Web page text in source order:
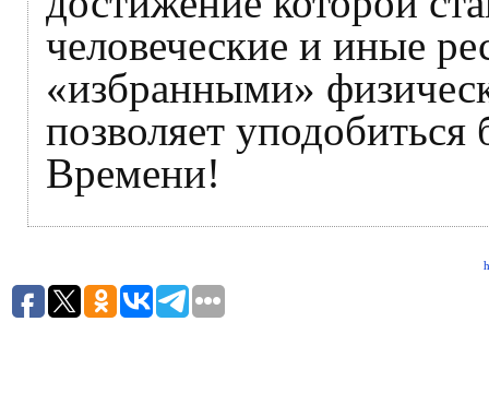
человеческие и иные
«избранными»
позволяет
Времени!